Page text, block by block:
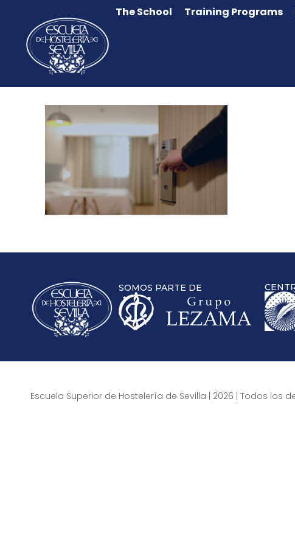
The School Training Programs
SOMOS PARTE DE
Escuela Superior de Hostelería de Sevilla | 2026 | Todos los